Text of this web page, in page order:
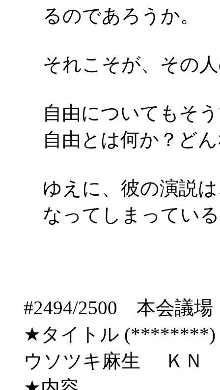
るのであろうか。
それこそが、その
自由についてもそ
自由とは何か？ど
ゆえに、彼の演説
なってしまってい
#2494/2500 本会議
★タイトル (********)
ウソツキ麻生 ＫＮ